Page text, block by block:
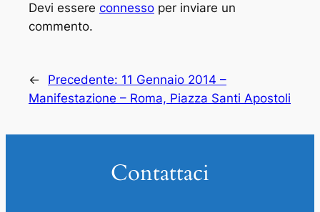
Devi essere connesso per inviare un
commento.
← Precedente: 11 Gennaio 2014 –
Manifestazione – Roma, Piazza Santi Apostoli
Contattaci